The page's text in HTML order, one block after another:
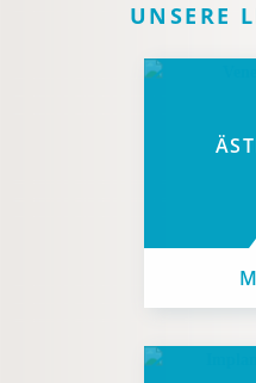
UNSERE